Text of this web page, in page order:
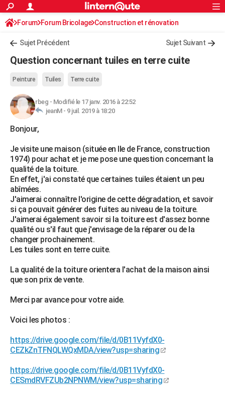
ACTUALITÉS
Politique
Société
Faits Divers
Education
Monde
Villes
+
AUTO
Essais
Réserver un essai
Citadines
Berlines
SUV
Forum auto
+HIGH-TECH
Mobiles
Meilleur smartphone
Internet
Ordinateurs
Jeux vidéo
Guide high-tech
+BRICOLAGE
Forum
Aménagement intérieur
Extérieur
Cuisine
Salle de bains
Jardinage
Rangement
WEEK-END
Guides de France
Escapades
Patrimoine
Expositions
Musées
Week-end nature
+LIFESTYLE
Art de vivre
Bien-être
Loisirs
Mode
Modes de vie
SANTE
Alimentation
Guide de la santé
Maladies
Médicaments
Sommeil
VOYAGE
Destinations
City break
Voyage nature
Voyage de noces
Forum
Climat
PHOTO
BONS PLANS
CARTE DE VOEUX
Carte de Noël
Carte Bonne année
Carte Saint-Valentin
Carte Pâques
Carte d'anniversaire
DICTIONNAIRE
Dictionnaire
Biographies
Citations
Expressions
Proverbes
PROGRAMME TV
S'inscrire
Se connecter
Lycées
Collèges
Primaires
Universités
Entreprises
Service militaire
Avis de recherche
AVIS DE DÉCÈS
Rechercher
S'inscrire
Connexion
Forum Forum Bricolage Construction et rénovation
Charpente, toiture, combles
Sujet Précédent Sujet Suivant
Question concernant tuiles en terre cuite
Peinture Tuiles Terre cuite
rbeg - Modifié le 17 janv. 2016 à 22:52
jeanM - 9 juil. 2019 à 18:20
Bonjour,
Je visite une maison (située en Ile de France, construction
1974) pour achat et je me pose une question concernant la
qualité de la toiture.
En effet, j'ai constaté que certaines tuiles étaient un peu
abîmées.
J'aimerai connaître l'origine de cette dégradation, et savoir
si ça pouvait générer des fuites au niveau de la toiture.
J'aimerai également savoir si la toiture est d'assez bonne
qualité ou s'il faut que j'envisage de la réparer ou de la
changer prochainement.
Les tuiles sont en terre cuite.
La qualité de la toiture orientera l'achat de la maison ainsi
que son prix de vente.
Merci par avance pour votre aide.
Voici les photos :
https://drive.google.com/file/d/0B11VyfdX0-
CEZkZnTFNQLWQxMDA/view?usp=sharing
https://drive.google.com/file/d/0B11VyfdX0-
CESmdRVFZUb2NPNWM/view?usp=sharing